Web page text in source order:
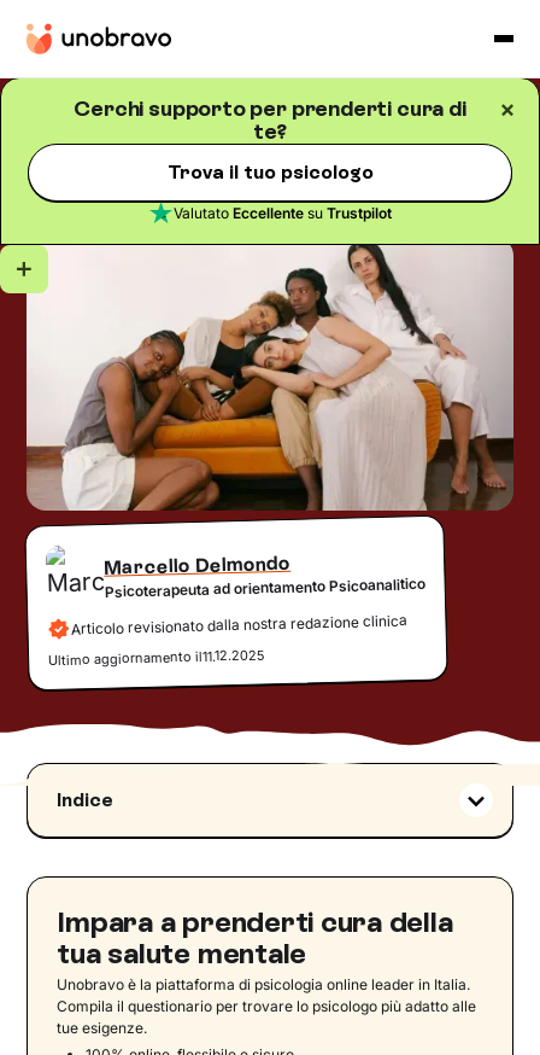
Cerchi supporto per prenderti cura di
te?
Trova il tuo psicologo
Valutato Eccellentesu Trustpilot
minuti di lettura
Salute mentale: una
questione di genere?
Marcello Delmondo
Psicoterapeuta ad orientamento Psicoanalitico
Articolo revisionato dalla nostra redazione clinica
Ultimo aggiornamento il11.12.2025
Indice
Genere e salute: alcuni dati
Dati epidemiologici sulla salute mentale delle
Donne e salute mentale: i fattori di rischio
Le conseguenze psicologiche sulle donne
Non essere credute: la sottovalutazione delle
patologie femminili
Impara a prenderti cura della
tua salute mentale
Unobravo è la piattaforma di psicologia online leader in Italia.
Compila il questionario per trovare lo psicologo più adatto alle
tue esigenze.